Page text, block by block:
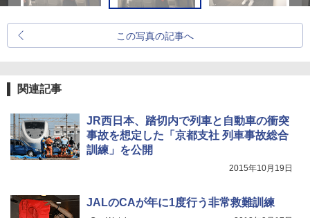
この写真の記事へ
関連記事
JR西日本、踏切内で列車と自動車の衝突
事故を想定した「京都支社 列車事故総合
訓練」を公開
2015年10月19日
JALのCAが年に1度行う非常救難訓練